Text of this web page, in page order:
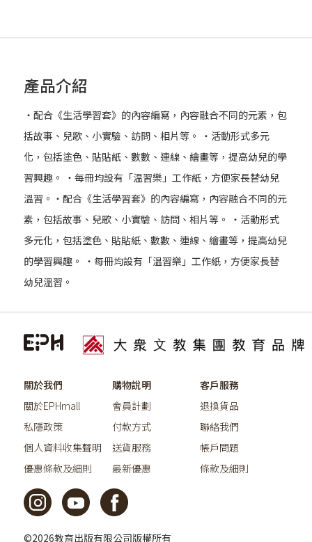
產品介紹
‧配合《生活學習套》的內容編寫，內容融合不同的元素，包
括故事、兒歌、小實驗、訪問、相片等。 ‧活動形式多元
化，包括塗色、貼貼紙、數數、連線、繪畫等，提高幼兒的學
習興趣。 ‧每冊均設有「温習樂」工作紙，方便家長替幼兒
溫習。‧配合《生活學習套》的內容編寫，內容融合不同的元
素，包括故事、兒歌、小實驗、訪問、相片等。 ‧活動形式
多元化，包括塗色、貼貼紙、數數、連線、繪畫等，提高幼兒
的學習興趣。 ‧每冊均設有「温習樂」工作紙，方便家長替
幼兒溫習。
關於我們
關於EPHmall
私隱政策
個人資料收集聲明
優惠條款及細則
購物說明
會員計劃
付款方式
送貨服務
最新優惠
客戶服務
退換貨品
聯絡我們
帳戶問題
條款及細則
©2026教育出版有限公司版權所有